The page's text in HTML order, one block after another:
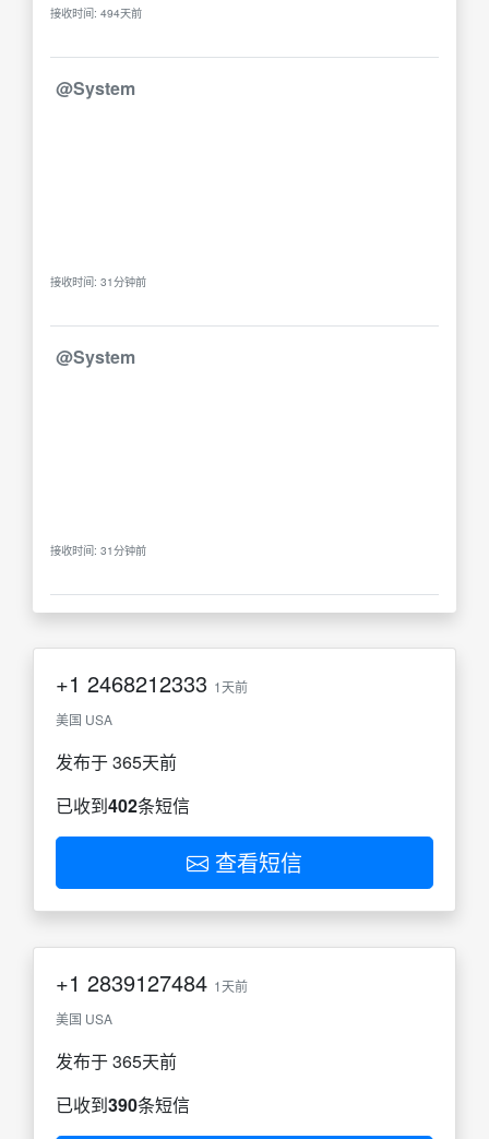
接收时间: 494天前
@System
接收时间: 31分钟前
@System
接收时间: 31分钟前
+1 2468212333 1天前
美国 USA
发布于 365天前
已收到402条短信
查看短信
+1 2839127484 1天前
美国 USA
发布于 365天前
已收到390条短信